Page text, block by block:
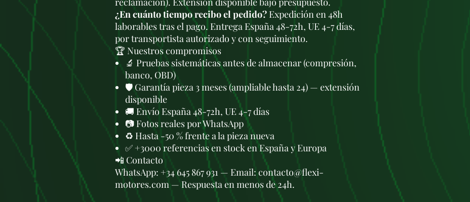
¿En cuánto tiempo recibo el pedido? Expedición en 48h
laborables tras el pago. Entrega España 48-72h, UE 4-7 días,
por transportista autorizado y con seguimiento.
🏆 Nuestros compromisos
🔬 Pruebas sistemáticas antes de almacenar (compresión,
banco, OBD)
🛡️ Garantía pieza 3 meses (ampliable hasta 24) — extensión
disponible
🚚 Envío España 48-72h, UE 4-7 días
📷 Fotos reales por WhatsApp
♻️ Hasta -50 % frente a la pieza nueva
✅ +3000 referencias en stock en España y Europa
📲 Contacto
WhatsApp: +34 645 867 931 — Email: contacto@flexi-
motores.com — Respuesta en menos de 24h.